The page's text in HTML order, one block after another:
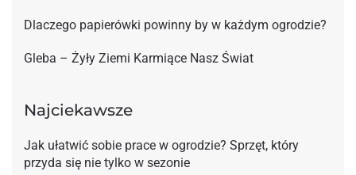
Dlaczego papierówki powinny by w każdym ogrodzie?
Gleba – Żyły Ziemi Karmiące Nasz Świat
Najciekawsze
Jak ułatwić sobie prace w ogrodzie? Sprzęt, który
przyda się nie tylko w sezonie